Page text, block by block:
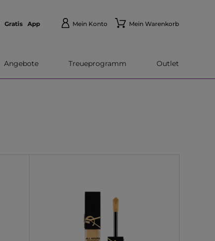
Gratis App Mein Konto Mein Warenkorb
Angebote Treueprogramm Outlet